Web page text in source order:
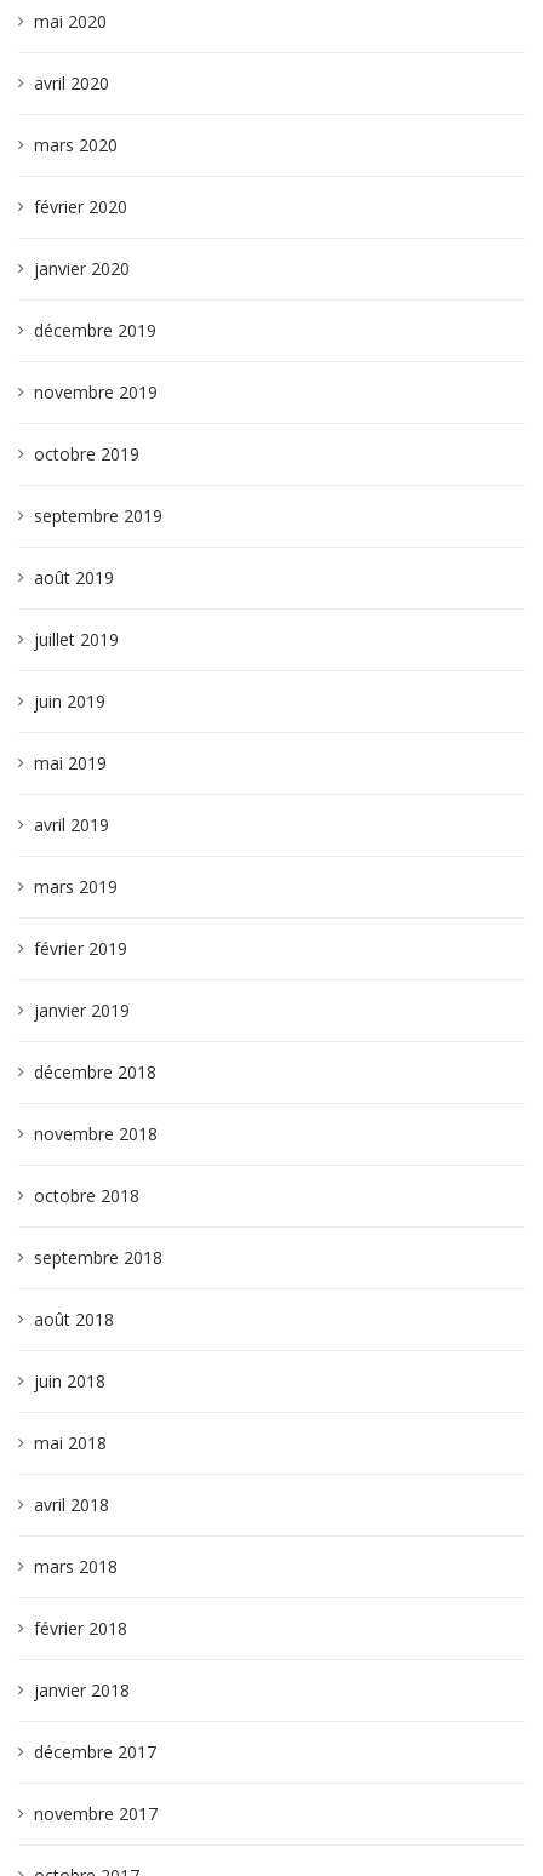
mai 2020
avril 2020
mars 2020
février 2020
janvier 2020
décembre 2019
novembre 2019
octobre 2019
septembre 2019
août 2019
juillet 2019
juin 2019
mai 2019
avril 2019
mars 2019
février 2019
janvier 2019
décembre 2018
novembre 2018
octobre 2018
septembre 2018
août 2018
juin 2018
mai 2018
avril 2018
mars 2018
février 2018
janvier 2018
décembre 2017
novembre 2017